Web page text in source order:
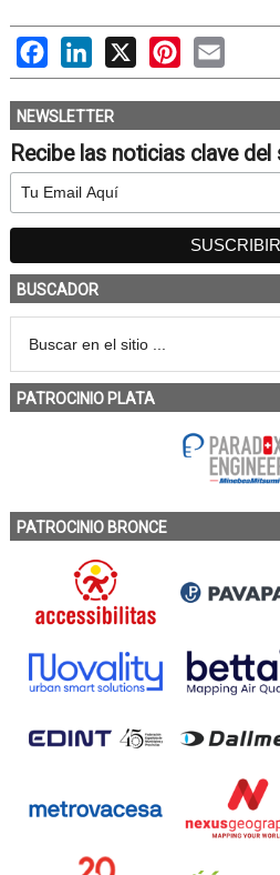
FacebookLinkedIn
X PinterestEmail
NEWSLETTER
Recibe las noticias clave
BUSCADOR
PATROCINIO PLATA
PATROCINIO BRONCE